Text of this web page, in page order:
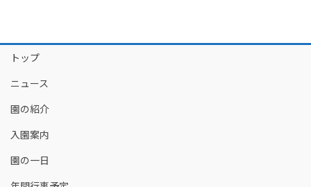
トップ
ニュース
園の紹介
入園案内
園の一日